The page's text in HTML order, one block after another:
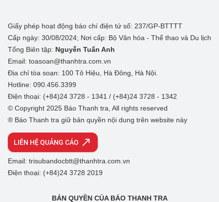
Giấy phép hoạt động báo chí điện tử số: 237/GP-BTTTT
Cấp ngày: 30/08/2024; Nơi cấp: Bộ Văn hóa - Thể thao và Du lịch
Tổng Biên tập: Nguyễn Tuấn Anh
Email: toasoan@thanhtra.com.vn
Địa chỉ tòa soạn: 100 Tô Hiệu, Hà Đông, Hà Nội.
Hotline: 090.456.3399
Điện thoại: (+84)24 3728 - 1341 / (+84)24 3728 - 1342
© Copyright 2025 Báo Thanh tra, All rights reserved
® Báo Thanh tra giữ bản quyền nội dung trên website này
LIÊN HỆ QUẢNG CÁO
Email: trisubandocbtt@thanhtra.com.vn
Điện thoại: (+84)24 3728 2019
BẢN QUYỀN CỦA BÁO THANH TRA